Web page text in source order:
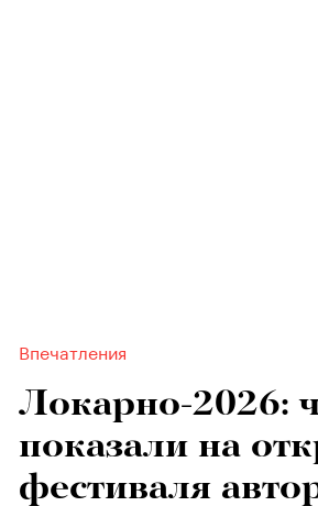
Впечатления
Локарно-2026:
показали на
фестиваля